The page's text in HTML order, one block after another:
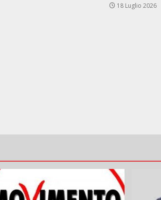
18 Luglio 2026